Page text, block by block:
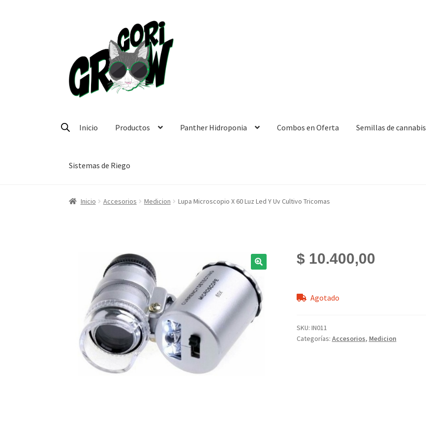
navegación
página
Inicio Productos Panther Hidroponia Combos en Oferta Semillas de cannabis
Sistemas de Riego
Inicio Accesorios Medicion Lupa Microscopio X 60 Luz Led Y Uv Cultivo Tricomas
$10.400,00
Agotado
SKU: IN011
Categorías: Accesorios, Medicion